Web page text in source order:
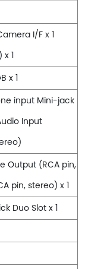
I/F x 1
x 1
x 1
input Mini-jack
Input
Output (RCA pin,
pin, stereo) x 1
Duo Slot x 1